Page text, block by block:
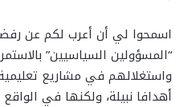
اسمحوا لي أن أعرب لكم عن
“المسؤولين السياسيين”
واستغلالهم في مشاريع
أهدافا نبيلة، ولكنها في